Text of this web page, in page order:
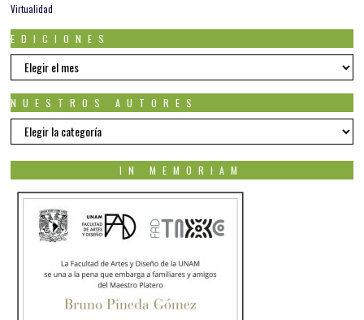
Virtualidad
EDICIONES
EDICIONES
NUESTROS AUTORES
Nuestros
autores
IN MEMORIAM